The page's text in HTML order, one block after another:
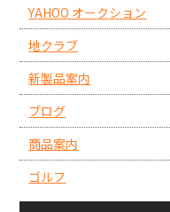
YAHOO オークション
地クラブ
新製品案内
ブログ
商品案内
ゴルフ